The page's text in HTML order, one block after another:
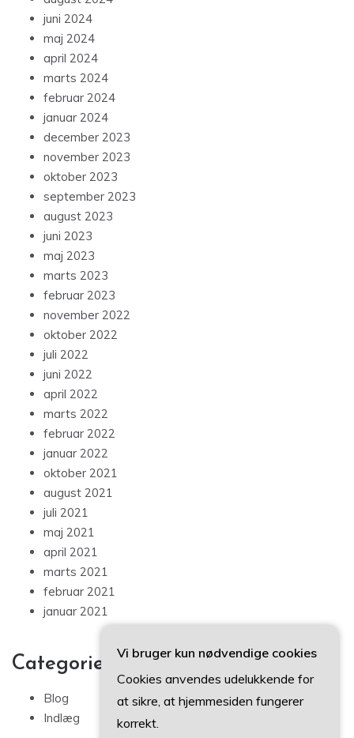
juni 2024
maj 2024
april 2024
marts 2024
februar 2024
januar 2024
december 2023
november 2023
oktober 2023
september 2023
august 2023
juni 2023
maj 2023
marts 2023
februar 2023
november 2022
oktober 2022
juli 2022
juni 2022
april 2022
marts 2022
februar 2022
januar 2022
oktober 2021
august 2021
juli 2021
maj 2021
april 2021
marts 2021
februar 2021
januar 2021
Categories
Blog
Indlæg
Vi bruger kun nødvendige cookies
Cookies anvendes udelukkende for
at sikre, at hjemmesiden fungerer
korrekt.